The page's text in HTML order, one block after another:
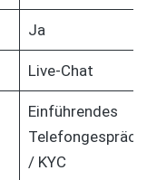
Ja
Live-Chat
Einführendes
Telefongespräch
/ KYC